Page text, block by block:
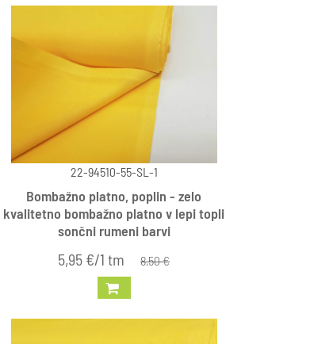
22-94510-55-SL-1
Bombažno platno, poplin - zelo
kvalitetno bombažno platno v lepi topli
sončni rumeni barvi
5,95 €/1 tm 8,50 €